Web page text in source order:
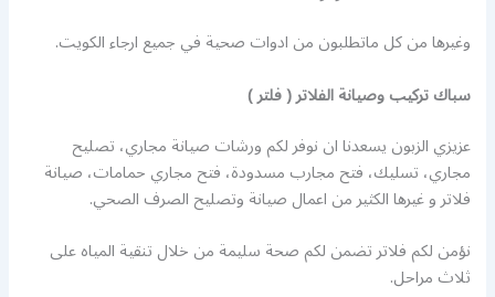
وغيرها من كل ماتطلبون من ادوات صحية في جميع ارجاء الكويت.
سباك تركيب وصيانة الفلاتر ( فلتر )
عزيزي الزبون يسعدنا ان نوفر لكم ورشات صيانة مجاري، تصليح
مجاري، تسليك، فتح مجارب مسدودة، فتح مجاري حمامات، صيانة
فلاتر و غيرها الكثير من اعمال صيانة وتصليح الصرف الصحي.
نؤمن لكم فلاتر تضمن لكم صحة سليمة من خلال تنقية المياه على
ثلاث مراحل.